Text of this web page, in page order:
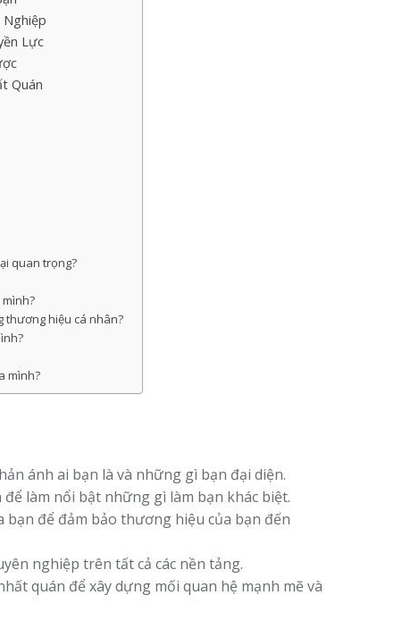
Nghiệp
Lực
Quán
quan trọng?
thương hiệu cá nhân?
mình?
ánh ai bạn là và những gì bạn đại diện.
làm nổi bật những gì làm bạn khác biệt.
bạn để đảm bảo thương hiệu của bạn đến
nghiệp trên tất cả các nền tảng.
quán để xây dựng mối quan hệ mạnh mẽ và